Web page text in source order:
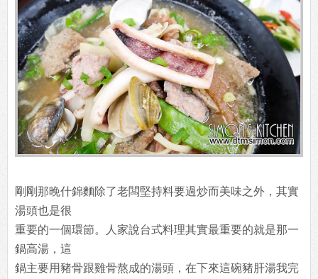
剛剛那晚什錦麵除了老闆堅持料要過炒而美味之外，其實
湯頭也是很
重要的一個環節。人家說台式料理其實最重要的就是那一
鍋高湯，這
鍋主要用豬骨跟雞骨熬成的湯頭，在下來這碗豬肝湯我完